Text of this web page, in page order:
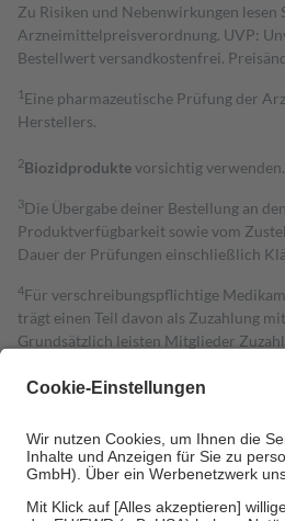
Zu Risiken und Nebenwirkungen
Arzneimittelpreisverordnung. UVP:
Bestell­wert versand­kosten­frei.
1 Eine pharmazeutische Prüfung der
Herstellers.
2Biozidproduktevorsichtig
3Die Übergabe deiner Bestellung an
Produktverfügbarkeit sowie vom
Dauer der Prüfungen einschließlich
4Für verschreibungspflichtige
trägt einen Teil davon als Zuzahlung
Grundsätzlich leisten Mitglieder
Diese Regeln gelten grundsätzlich
Um das Engagement der
• Kindern und Jugendlichen bis zum
• Untersuchungen zur Vorsorge und
• empfohlenen Schutzimpfungen